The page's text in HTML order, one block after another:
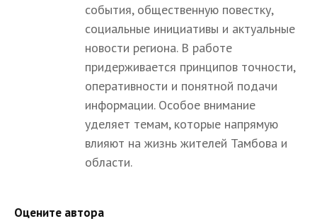
события, общественную повестку,
социальные инициативы и актуальные
новости региона. В работе
придерживается принципов точности,
оперативности и понятной подачи
информации. Особое внимание
уделяет темам, которые напрямую
влияют на жизнь жителей Тамбова и
области.
Оцените автора